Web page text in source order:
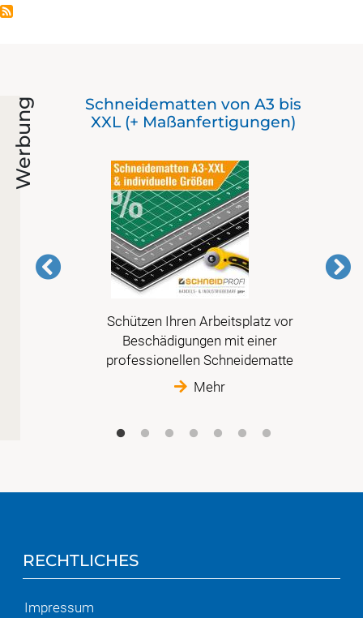
Werbung
Schneidematten von A3 bis
XXL (+ Maßanfertigungen)
Schützen Ihren Arbeitsplatz vor
Beschädigungen mit einer
professionellen Schneidematte
Mehr
RECHTLICHES
Impressum